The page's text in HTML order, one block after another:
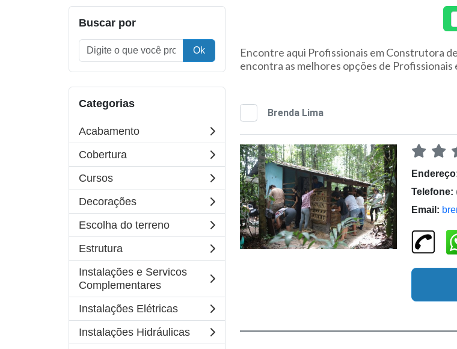
Buscar por
Ok
Categorias
Acabamento
Cobertura
Cursos
Decorações
Escolha do terreno
Estrutura
Instalações e Servicos
Complementares
Instalações Elétricas
Instalações Hidráulicas
Encontre aqui Profissionais em Construtora
encontra as melhores opções de
Brenda Lima
Telefone:
Email: